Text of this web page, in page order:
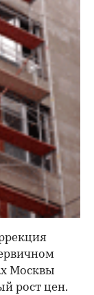
Москвы
рост цен.